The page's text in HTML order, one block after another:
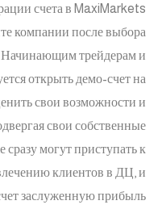
счета в MaxiMarkets
компании после выбора
Начинающим трейдерам и
открыть демо-счет на
свои возможности и
свои собственные
могут приступать к
клиентов в ДЦ, и
заслуженную прибыль.